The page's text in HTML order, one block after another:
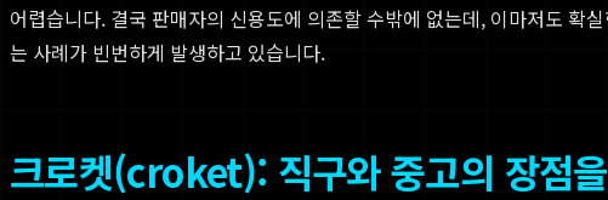
어렵습니다. 결국 판매자의 신용도에 의존할 수밖에 없는데, 이마저도 확
는 사례가 빈번하게 발생하고 있습니다.
크로켓(croket): 직구와 중고의 장점